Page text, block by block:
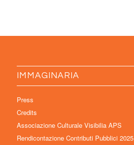
IMMAGINARIA
Press
Credits
Associazione Culturale Visibilia APS
Rendicontazione Contributi Pubblici 2025